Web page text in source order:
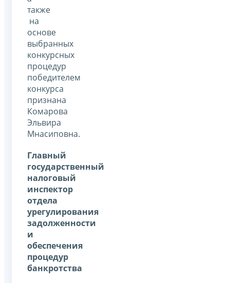
также
на
основе
выбранных
конкурсных
процедур
победителем
конкурса
признана
Комарова
Эльвира
Мнасиповна.
Главный
государственный
налоговый
инспектор
отдела
урегулирования
задолженности
и
обеспечения
процедур
банкротства